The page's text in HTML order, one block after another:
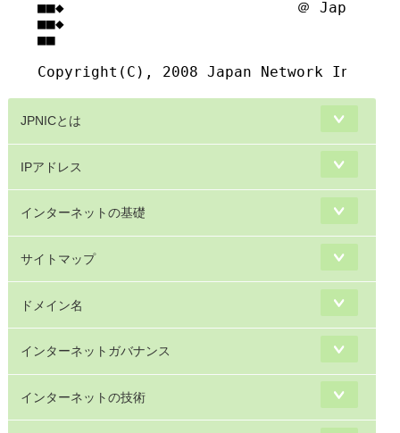
■■◆                          ＠ Japan
■■◆
■■
JPNICとは
IPアドレス
インターネットの基礎
サイトマップ
ドメイン名
インターネットガバナンス
インターネットの技術